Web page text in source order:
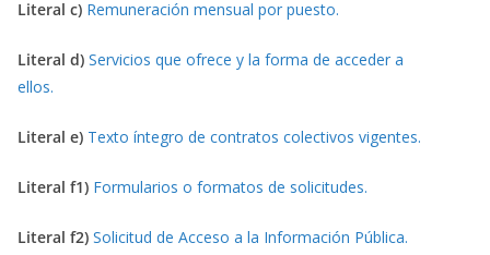
Literal c) Remuneración mensual por puesto.
Literal d) Servicios que ofrece y la forma de acceder a
ellos.
Literal e) Texto íntegro de contratos colectivos vigentes.
Literal f1) Formularios o formatos de solicitudes.
Literal f2) Solicitud de Acceso a la Información Pública.